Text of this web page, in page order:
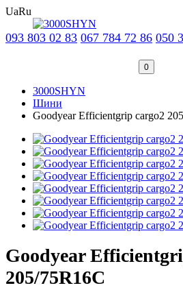
UaRu
093 803 02 83 067 784 72 86 050
0
3000SHYN
Шини
Goodyear Efficientgrip cargo2
Goodyear
205/75R16C